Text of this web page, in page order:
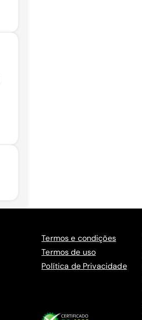
Termos e condições
Termos de uso
Política de Privacidade